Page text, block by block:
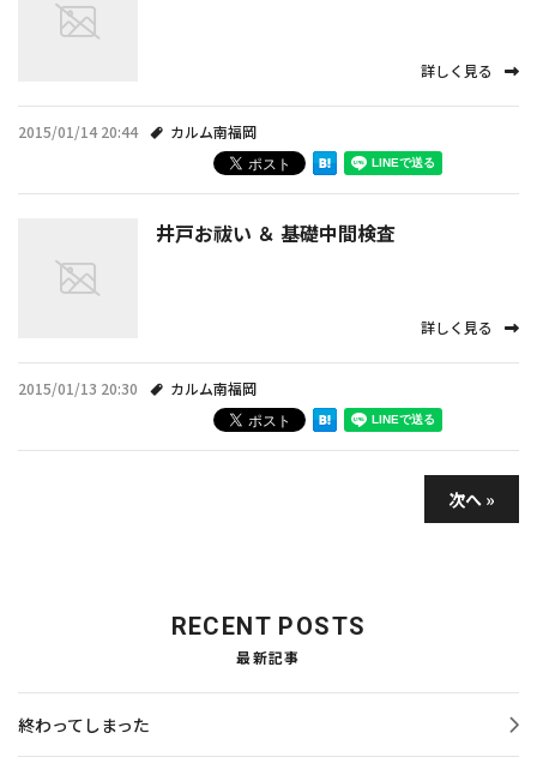
詳しく見る
2015/01/14 20:44 カルム南福岡
井戸お祓い ＆ 基礎中間検査
詳しく見る
2015/01/13 20:30 カルム南福岡
次へ »
RECENT POSTS
最新記事
終わってしまった